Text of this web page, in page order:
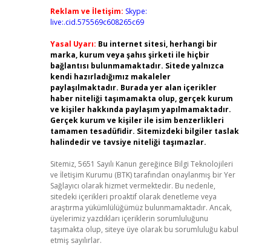
Reklam ve İletişim: Skype:
live:.cid.575569c608265c69
Yasal Uyarı: Bu internet sitesi, herhangi bir
marka, kurum veya şahıs şirketi ile hiçbir
bağlantısı bulunmamaktadır. Sitede yalnızca
kendi hazırladığımız makaleler
paylaşılmaktadır. Burada yer alan içerikler
haber niteliği taşımamakta olup, gerçek kurum
ve kişiler hakkında paylaşım yapılmamaktadır.
Gerçek kurum ve kişiler ile isim benzerlikleri
tamamen tesadüfidir. Sitemizdeki bilgiler taslak
halindedir ve tavsiye niteliği taşımazlar.
Sitemiz, 5651 Sayılı Kanun gereğince Bilgi Teknolojileri
ve İletişim Kurumu (BTK) tarafından onaylanmış bir Yer
Sağlayıcı olarak hizmet vermektedir. Bu nedenle,
sitedeki içerikleri proaktif olarak denetleme veya
araştırma yükümlülüğümüz bulunmamaktadır. Ancak,
üyelerimiz yazdıkları içeriklerin sorumluluğunu
taşımakta olup, siteye üye olarak bu sorumluluğu kabul
etmiş sayılırlar.